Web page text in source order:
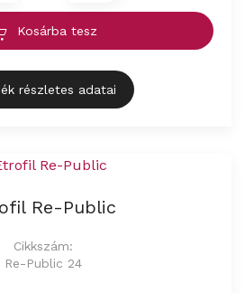
Kosárba tesz
részletes adatai
Re-Public
Cikkszám:
Re-Public 24